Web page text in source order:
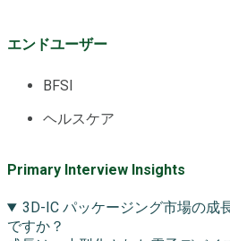
エンドユーザー
BFSI
ヘルスケア
Primary Interview Insights
3D-IC パッケージング市場の成
ですか？